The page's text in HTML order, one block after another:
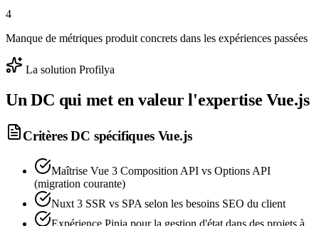
4
Manque de métriques produit concrets dans les expériences passées
La solution Profilya
Un DC qui met en valeur l'expertiseVue.js
Critères DC spécifiques Vue.js
Maîtrise Vue 3 Composition API vs Options API
(migration courante)
Nuxt 3 SSR vs SPA selon les besoins SEO du client